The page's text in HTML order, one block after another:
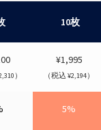
10枚
）
¥1,995
（税込 ¥2,194）
5%